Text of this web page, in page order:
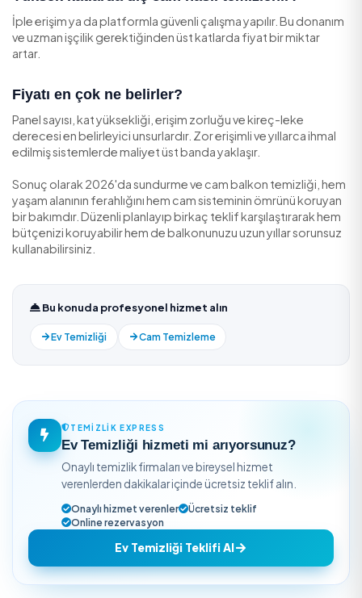
Net Fiyat İçin Teklif Alın
Sundurme ve cam balkon temizliğinde fiyat; panel
ve geçmiş müşteri yorumlarını tek yerde görüp
yapabileceğinizTemizlikExpressüzerinden teklif
fiyatları karşılaştırabilir hem de işiniz için en uygun ekibi
seçebilirsiniz.
Sıkça Sorulan Sorular
Her panel ayrı ayrı, iki yüzeyiyle birlikte temizlenir;
conta bakımı eklenir. Panel sayısı arttıkça işçilik ve
fiyat yükselir.
Cam balkon ne sıklıkla temizlenmeli?
Genellikle yılda iki kez, bahar ve sonbaharda önerilir.
ve sert su izinin yoğun olduğu bölgelerde sıklık
Yüksek katlarda dış cam nasıl temizlenir?
İple erişim ya da platformla güvenli çalışma yapılır. Bu
ve uzman işçilik gerektiğinden üst katlarda fiyat bir
artar.